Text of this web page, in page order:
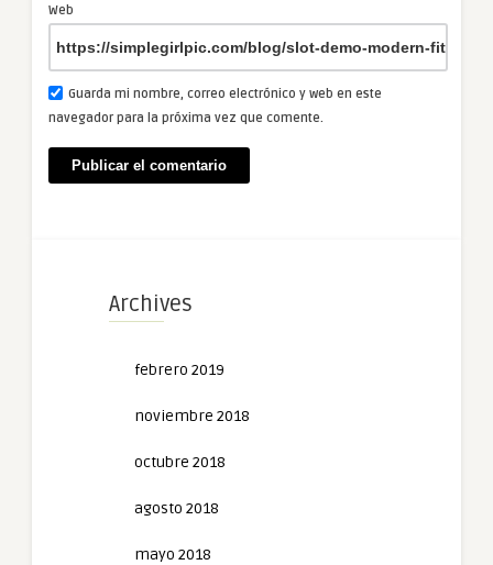
Web
Guarda mi nombre, correo electrónico y web en este
navegador para la próxima vez que comente.
Archives
febrero 2019
noviembre 2018
octubre 2018
agosto 2018
mayo 2018